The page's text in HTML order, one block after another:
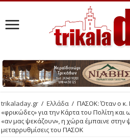
trikaladay.gr / Ελλάδα / ΠΑΣΟΚ: Όταν ο κ.
«φρικώδες» για την Κάρτα του Πολίτη
«αν μας ψεκάζουν», η χώρα έμπαινε στην
μεταρρυθμίσεις του ΠΑΣΟΚ